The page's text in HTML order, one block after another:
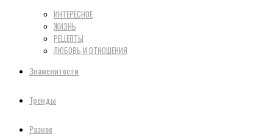
ИНТЕРЕСНОЕ
ЖИЗНЬ
РЕЦЕПТЫ
ЛЮБОВЬ И ОТНОШЕНИЯ
Знаменитости
Тренды
Разное